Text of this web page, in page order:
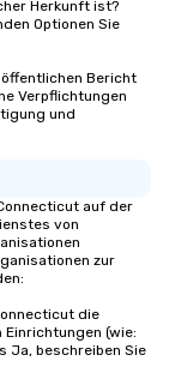
Herkunft ist?
Optionen Sie
Bericht
Verpflichtungen
und
auf der
von
zur
die
(wie:
Ja, beschreiben Sie